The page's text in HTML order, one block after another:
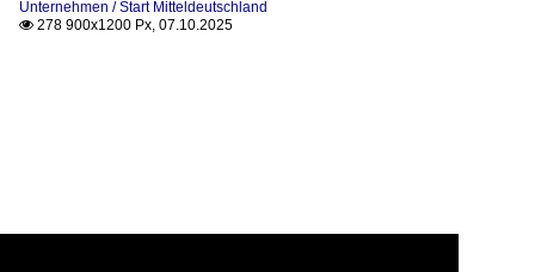
Unternehmen / Start Mitteldeutschland
 278 900x1200 Px, 07.10.2025